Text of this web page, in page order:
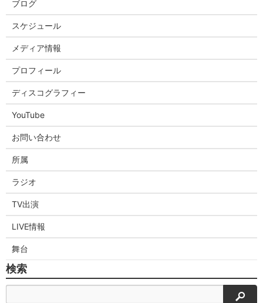
ブログ
スケジュール
メディア情報
プロフィール
ディスコグラフィー
YouTube
お問い合わせ
所属
ラジオ
TV出演
LIVE情報
舞台
検索
検索